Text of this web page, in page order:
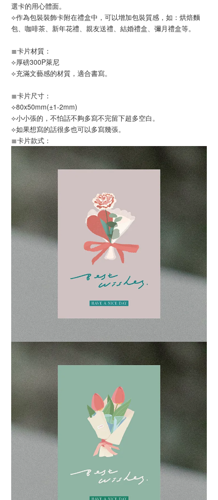
選卡的用心體面。
⟣作為包裝裝飾卡附在禮盒中，可以增加包裝質感，如：烘焙麵
包、咖啡茶、新年花禮、親友送禮、結婚禮盒、彌月禮盒等。
≣卡片材質：
⟣厚磅300P萊尼
⟣充滿文藝感的材質，適合書寫。
≣卡片尺寸：
⟣80x50mm(±1-2mm)
⟣小小張的，不怕話不夠多寫不完留下超多空白。
⟣如果想寫的話很多也可以多寫幾張。
≣卡片款式：